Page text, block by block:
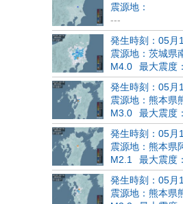
震源地：
---
発生時刻：05月
震源地：茨城県
M4.0
最大震度
発生時刻：05月
震源地：熊本県
M3.0
最大震度
発生時刻：05月
震源地：熊本県
M2.1
最大震度
発生時刻：05月
震源地：熊本県